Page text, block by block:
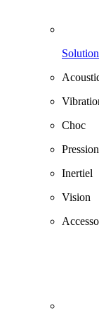
Choc
Pression
Inertiel
Vision